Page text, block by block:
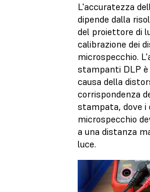
L'accuratezza
dipende dalla
del proiettore di
calibrazione dei
microspecchio.
stampanti DLP
causa della
corrispondenza
stampata, dove i
microspecchio
a una distanza
luce.